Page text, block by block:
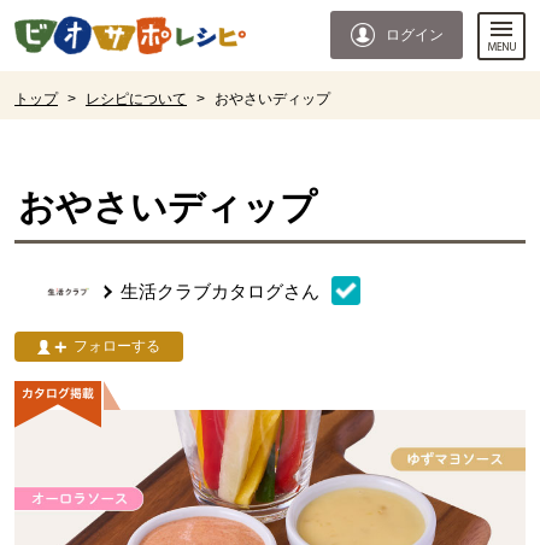
ページの先頭です。
ログイン
トップ > レシピについて > おやさいディップ
おやさいディップ
生活クラブカタログさん
フォローする